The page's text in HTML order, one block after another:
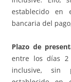
establecido en
bancaria del
Plazo de
entre los días
inclusive, sin